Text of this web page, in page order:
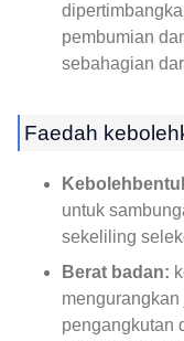
pembumian
sebahagian
Faedah
untuk
sekeliling
Berat badan:
pengangkutan